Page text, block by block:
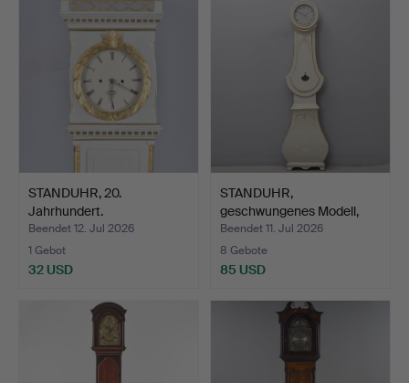
STANDUHR, 20.
Jahrhundert.
Beendet 12. Jul 2026
1 Gebot
32 USD
STANDUHR,
geschwungenes Modell,
Mora, 18. …
Beendet 11. Jul 2026
8 Gebote
85 USD